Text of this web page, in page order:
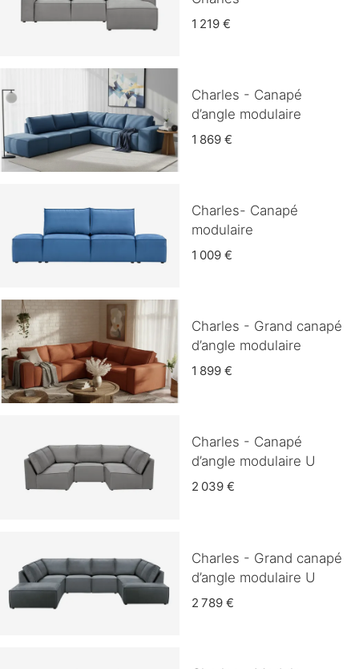
1 219 €
Charles - Canapé
d’angle modulaire
1 869 €
Charles- Canapé
modulaire
1 009 €
Charles - Grand canapé
d’angle modulaire
1 899 €
Charles - Canapé
d’angle modulaire U
2 039 €
Charles - Grand canapé
d’angle modulaire U
2 789 €